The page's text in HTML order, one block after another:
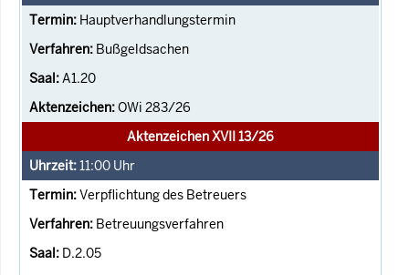
Hauptverhandlungstermin
Bußgeldsachen
A1.20
OWi 283/26
Aktenzeichen XVII 13/26
11:00 Uhr
Verpflichtung des Betreuers
Betreuungsverfahren
D.2.05